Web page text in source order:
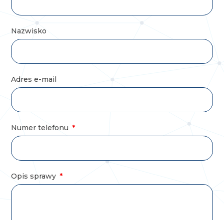
Nazwisko
Adres e-mail
Numer telefonu
Opis sprawy